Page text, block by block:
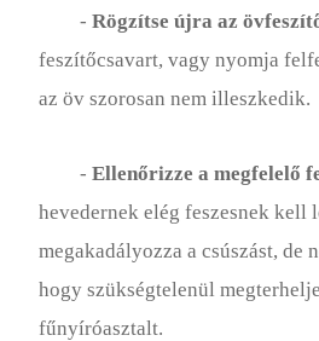
- Rögzítse újra az
feszítőcsavart, vagy nyomja
az öv szorosan nem illeszkedik.
- Ellenőrizze a megfelelő
hevedernek elég feszesnek kell
megakadályozza a csúszást, de
hogy szükségtelenül
fűnyíróasztalt.